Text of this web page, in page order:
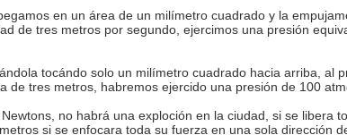
en un área de un milímetro cuadrado y la
de tres metros por segundo, ejercimos una presión
tocándo solo un milímetro cuadrado hacia arriba, al
de tres metros, habremos ejercido una presión de 100
no habrá una exploción en la ciudad, si se libera
si se enfocara toda su fuerza en una sola dirección